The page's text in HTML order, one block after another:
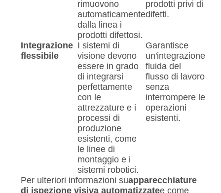
rimuovono
automaticamente
dalla linea i
prodotti difettosi.
prodotti privi di
difetti.
Integrazione
flessibile
I sistemi di
visione devono
essere in grado
di integrarsi
perfettamente
con le
attrezzature e i
processi di
produzione
esistenti, come
le linee di
montaggio e i
sistemi robotici.
Garantisce
un'integrazione
fluida del
flusso di lavoro
senza
interrompere le
operazioni
esistenti.
Per ulteriori informazioni suapparecchiature
di ispezione visiva automatizzatee come